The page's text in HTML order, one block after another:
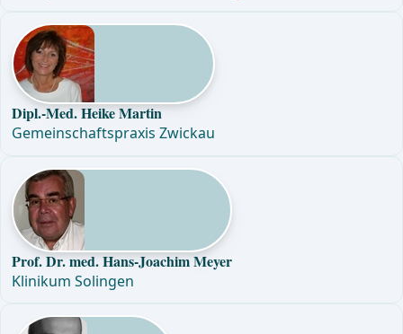
Dipl.-Med. Heike Martin
Gemeinschaftspraxis Zwickau
Prof. Dr. med. Hans-Joachim Meyer
Klinikum Solingen